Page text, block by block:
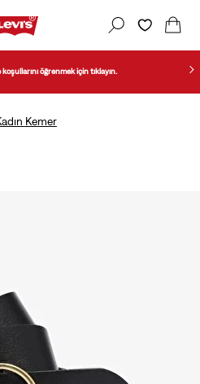
öğrenmek için tıklayın.
Kemer